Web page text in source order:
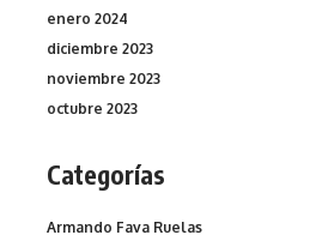
enero 2024
diciembre 2023
noviembre 2023
octubre 2023
Categorías
Armando Fava Ruelas